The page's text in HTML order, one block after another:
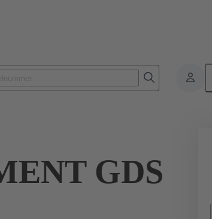
Produkter
GDS